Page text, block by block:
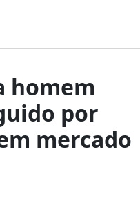
homem
por
mercado